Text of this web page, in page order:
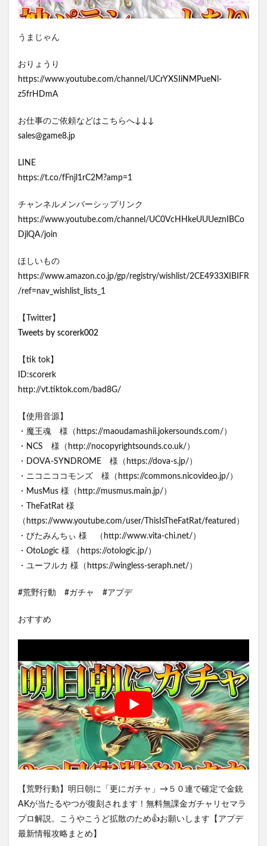
うまじゃん
おりょうり
https://www.youtube.com/channel/UCrYXSIiNMPueNl-
z5frHDmA
お仕事のご依頼などはこちらへ↓↓↓
sales@game8.jp
LINE
https://t.co/fFnjl1rC2M?amp=1
チャンネルメンバーシップリンク
https://www.youtube.com/channel/UC0VcHHkeUUUeznIBCo
DjlQA/join
ほしいもの
https://www.amazon.co.jp/gp/registry/wishlist/2CE4933XIBIFR
/ref=nav_wishlist_lists_1
【Twitter】
Tweets by scorerk002
【tik tok】
ID:scorerk
http://vt.tiktok.com/bad8G/
【使用音源】
・魔王魂 様（https://maoudamashii.jokersounds.com/）
・NCS 様（http://nocopyrightsounds.co.uk/）
・DOVA-SYNDROME 様（https://dova-s.jp/）
・ニコニココモンズ 様（https://commons.nicovideo.jp/）
・MusMus 様（http://musmus.main.jp/）
・TheFatRat 様
（https://www.youtube.com/user/ThisIsTheFatRat/featured）
・びたみんちぃ 様 （http://www.vita-chi.net/）
・OtoLogic 様 （https://otologic.jp/）
・ユーフルカ 様（https://wingless-seraph.net/）
#荒野行動 #ガチャ #アプデ
おすすめ
【荒野行動】明日朝に「更にガチャ」→５０連で確定で金銃
AKが当たるやつが復刻されます！無料無課金ガチャリセマラ
プロ解説。こうやこうど拡散のため👍お願いします【アプデ
最新情報攻略まとめ】